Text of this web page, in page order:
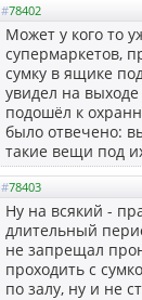
#78402
Может у кого то
супермаркетов,
сумку в ящике
увидел на
подошёл к
было отвечено:
такие вещи под
#78403
Ну на всякий -
длительный
не запрещал
проходить с
по залу, ну и не